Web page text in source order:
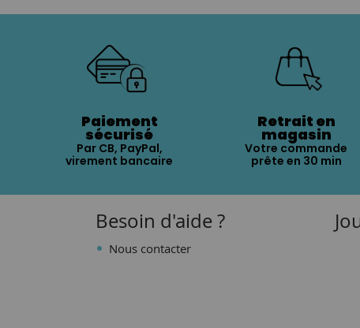
Paiement
sécurisé
Par CB, PayPal,
virement bancaire
Retrait en
magasin
Votre commande
prête en 30 min
Besoin d'aide ?
Nous contacter